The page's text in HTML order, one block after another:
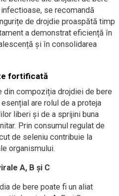
se recomandă
de drojdie proaspătă timp
a demonstrat eficiență în
și în consolidarea
fortificată
din compoziția drojdiei de bere
are rolul de a proteja
liberi și de a sprijini buna
Prin consumul regulat de
de seleniu contribuie la
organismului.
A, B și C
de bere poate fi un aliat